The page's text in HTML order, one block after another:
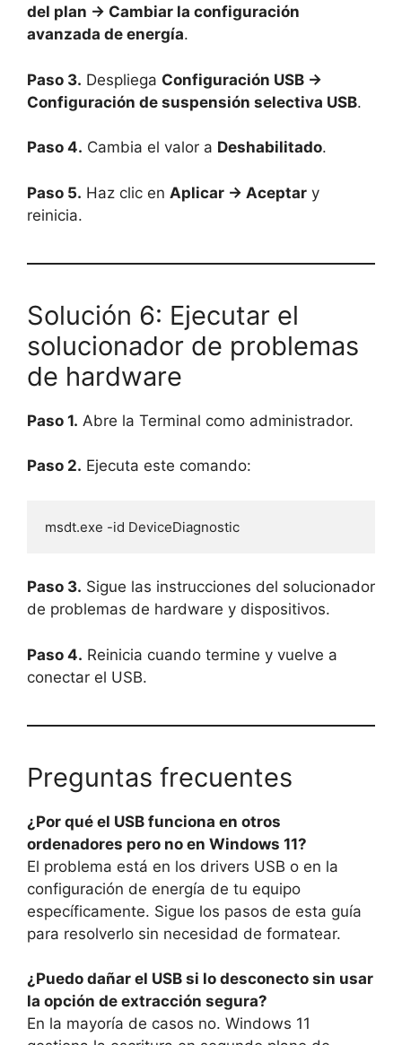
del plan → Cambiar la configuración
avanzada de energía.
Paso 3. Despliega Configuración USB →
Configuración de suspensión selectiva USB.
Paso 4. Cambia el valor a Deshabilitado.
Paso 5. Haz clic en Aplicar → Aceptar y
reinicia.
Solución 6: Ejecutar el
solucionador de problemas
de hardware
Paso 1. Abre la Terminal como administrador.
Paso 2. Ejecuta este comando:
msdt.exe -id DeviceDiagnostic
Paso 3. Sigue las instrucciones del solucionador
de problemas de hardware y dispositivos.
Paso 4. Reinicia cuando termine y vuelve a
conectar el USB.
Preguntas frecuentes
¿Por qué el USB funciona en otros
ordenadores pero no en Windows 11?
El problema está en los drivers USB o en la
configuración de energía de tu equipo
específicamente. Sigue los pasos de esta guía
para resolverlo sin necesidad de formatear.
¿Puedo dañar el USB si lo desconecto sin usar
la opción de extracción segura?
En la mayoría de casos no. Windows 11